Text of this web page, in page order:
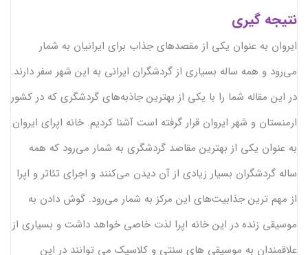
نتیجه گیری
ایروان به عنوان یکی از مقصدهای جذاب برای ایرانیان به شمار
می‌رود و همه ساله بسیاری از گردشگران ایرانی به این شهر سفر دارند.
در این مقاله شما را با یکی از بهترین جاذبه‌های گردشگری که در کشور
ارمنستان و شهر ایروان قرار گرفته است آشنا کردیم. خانه اپرای ایروان
به عنوان یکی از بهترین مقاصد گردشگری به شمار می‌رود که همه
ساله گردشگران بسیار زیادی از آن دیدن می‌کنند و اجرای تئاتر و اپرا
از مهم ترین جذابیت‌های این مرکز به شمار می‌رود. گوش دادن به
موسیقی زنده در این خانه اپرا لذت خاصی خواهد داشت و بسیاری از
علاقمندان به موسیقی های سنتی و کلاسیک می توانند در این